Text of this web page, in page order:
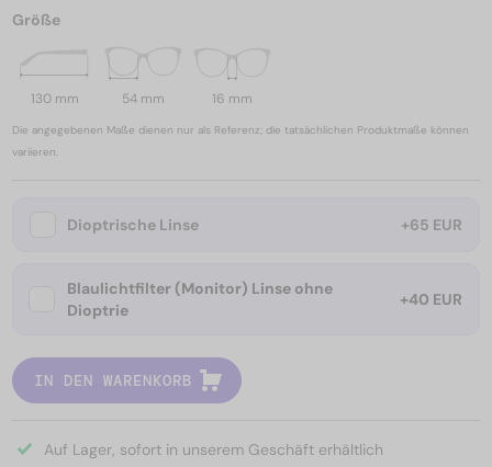
Größe
130 mm 54 mm 16 mm
Die angegebenen Maße dienen nur als Referenz; die tatsächlichen Produktmaße können
variieren.
Dioptrische Linse +65 EUR
Blaulichtfilter (Monitor) Linse ohne
Dioptrie
+40 EUR
IN DEN WARENKORB
Auf Lager, sofort in unserem Geschäft erhältlich